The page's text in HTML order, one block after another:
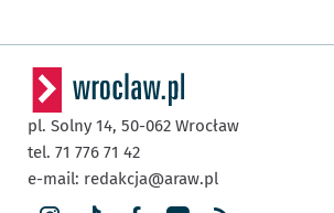
pl. Solny 14, 50-062 Wrocław
tel. 71 776 71 42
e-mail: redakcja@araw.pl